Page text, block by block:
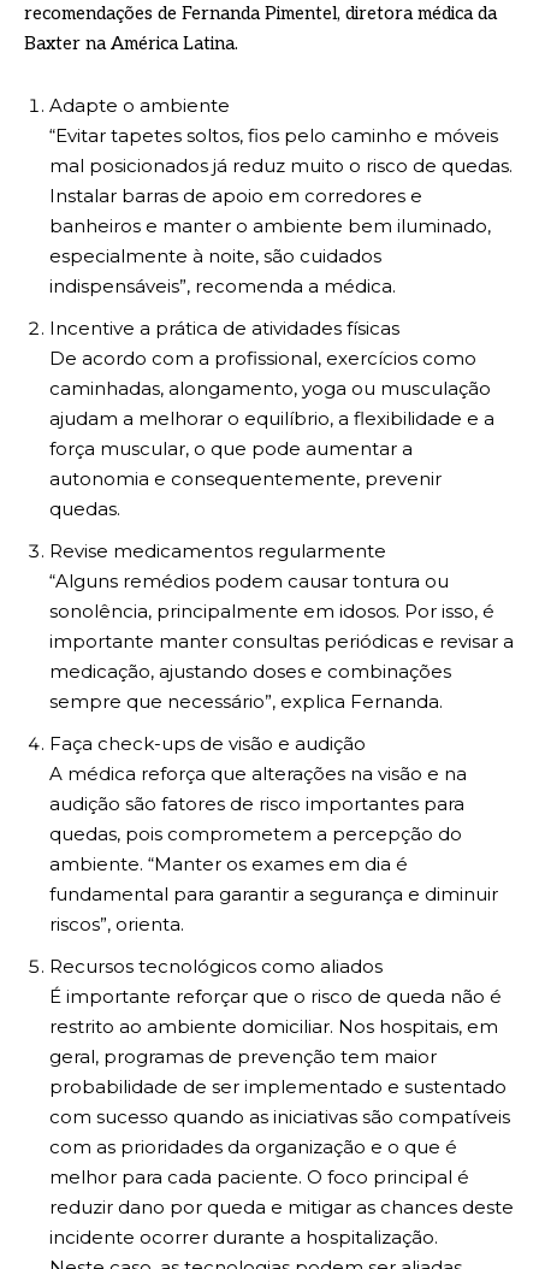
recomendações de Fernanda Pimentel, diretora médica da
Baxter na América Latina.
Adapte o ambiente
“Evitar tapetes soltos, fios pelo caminho e móveis
mal posicionados já reduz muito o risco de quedas.
Instalar barras de apoio em corredores e
banheiros e manter o ambiente bem iluminado,
especialmente à noite, são cuidados
indispensáveis”, recomenda a médica.
Incentive a prática de atividades físicas
De acordo com a profissional, exercícios como
caminhadas, alongamento, yoga ou musculação
ajudam a melhorar o equilíbrio, a flexibilidade e a
força muscular, o que pode aumentar a
autonomia e consequentemente, prevenir
quedas.
Revise medicamentos regularmente
“Alguns remédios podem causar tontura ou
sonolência, principalmente em idosos. Por isso, é
importante manter consultas periódicas e revisar a
medicação, ajustando doses e combinações
sempre que necessário”, explica Fernanda.
Faça check-ups de visão e audição
A médica reforça que alterações na visão e na
audição são fatores de risco importantes para
quedas, pois comprometem a percepção do
ambiente. “Manter os exames em dia é
fundamental para garantir a segurança e diminuir
riscos”, orienta.
Recursos tecnológicos como aliados
É importante reforçar que o risco de queda não é
restrito ao ambiente domiciliar. Nos hospitais, em
geral, programas de prevenção tem maior
probabilidade de ser implementado e sustentado
com sucesso quando as iniciativas são compatíveis
com as prioridades da organização e o que é
melhor para cada paciente. O foco principal é
reduzir dano por queda e mitigar as chances deste
incidente ocorrer durante a hospitalização.